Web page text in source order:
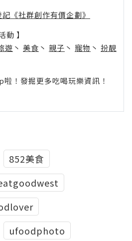
記《社群創作有價企劃》
動 】
遊 丶 美食 丶 親子 丶 寵物 丶 扮靚
！發掘更多吃喝玩樂資訊！
852美食
ufoodphoto